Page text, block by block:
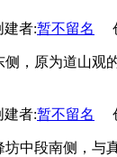
建者:暂不留名
，原为道山观
建者:暂不留名
中段南侧，与